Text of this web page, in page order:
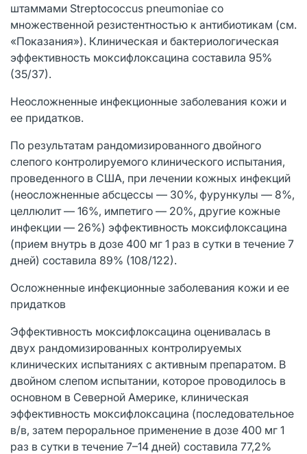
штаммами Streptococcus pneumoniae со
множественной резистентностью к антибиотикам (см.
«Показания»). Клиническая и бактериологическая
эффективность моксифлоксацина составила 95%
(35/37).
Неосложненные инфекционные заболевания кожи и
ее придатков.
По результатам рандомизированного двойного
слепого контролируемого клинического испытания,
проведенного в США, при лечении кожных инфекций
(неосложненные абсцессы — 30%, фурункулы — 8%,
целлюлит — 16%, импетиго — 20%, другие кожные
инфекции — 26%) эффективность моксифлоксацина
(прием внутрь в дозе 400 мг 1 раз в сутки в течение 7
дней) составила 89% (108/122).
Осложненные инфекционные заболевания кожи и ее
придатков
Эффективность моксифлоксацина оценивалась в
двух рандомизированных контролируемых
клинических испытаниях с активным препаратом. В
двойном слепом испытании, которое проводилось в
основном в Северной Америке, клиническая
эффективность моксифлоксацина (последовательное
в/в, затем пероральное применение в дозе 400 мг 1
раз в сутки в течение 7–14 дней) составила 77,2%